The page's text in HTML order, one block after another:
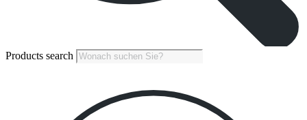
Products search